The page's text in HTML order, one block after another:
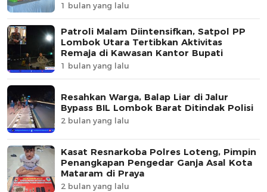
1 bulan yang lalu
Patroli Malam Diintensifkan, Satpol PP
Lombok Utara Tertibkan Aktivitas
Remaja di Kawasan Kantor Bupati
1 bulan yang lalu
Resahkan Warga, Balap Liar di Jalur
Bypass BIL Lombok Barat Ditindak Polisi
2 bulan yang lalu
Kasat Resnarkoba Polres Loteng, Pimpin
Penangkapan Pengedar Ganja Asal Kota
Mataram di Praya
2 bulan yang lalu